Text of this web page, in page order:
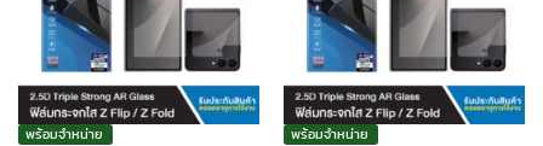
พร้อมจำหน่าย พร้อมจำหน่าย